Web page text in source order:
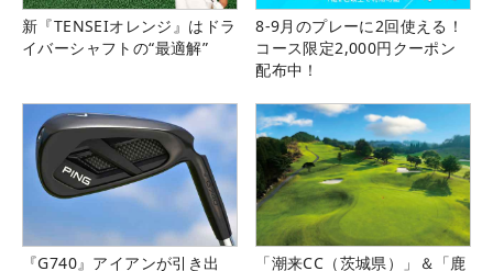
新『TENSEIオレンジ』はドラ
イバーシャフトの“最適解”
8-9月のプレーに2回使える！
コース限定2,000円クーポン
配布中！
『G740』アイアンが引き出
「潮来CC（茨城県）」＆「鹿